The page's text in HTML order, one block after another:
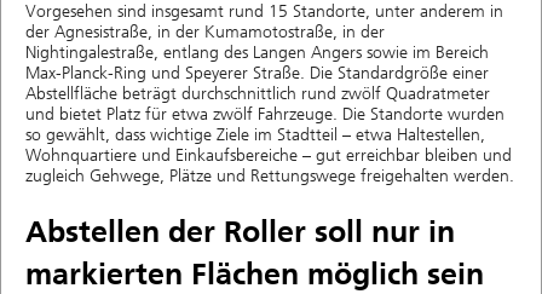
Vorgesehen sind insgesamt rund 15 Standorte, unter anderem in
der Agnesistraße, in der Kumamotostraße, in der
Nightingalestraße, entlang des Langen Angers sowie im Bereich
Max-Planck-Ring und Speyerer Straße. Die Standardgröße einer
Abstellfläche beträgt durchschnittlich rund zwölf Quadratmeter
und bietet Platz für etwa zwölf Fahrzeuge. Die Standorte wurden
so gewählt, dass wichtige Ziele im Stadtteil – etwa Haltestellen,
Wohnquartiere und Einkaufsbereiche – gut erreichbar bleiben und
zugleich Gehwege, Plätze und Rettungswege freigehalten werden.
Abstellen der Roller soll nur in
markierten Flächen möglich sein